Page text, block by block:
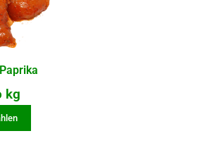
kg